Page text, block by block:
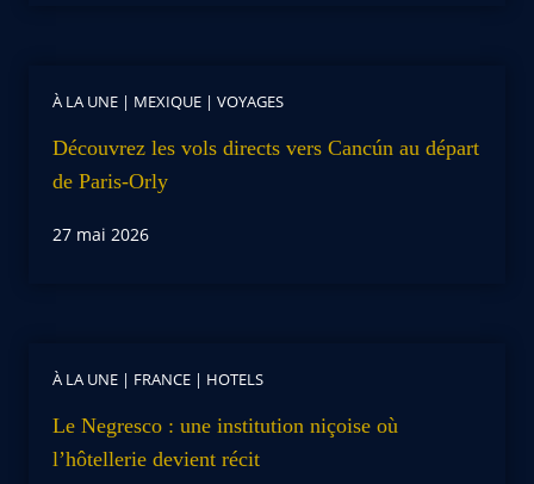
À LA UNE | MEXIQUE | VOYAGES
Découvrez les vols directs vers Cancún au départ
de Paris-Orly
27 mai 2026
À LA UNE | FRANCE | HOTELS
Le Negresco : une institution niçoise où
l’hôtellerie devient récit